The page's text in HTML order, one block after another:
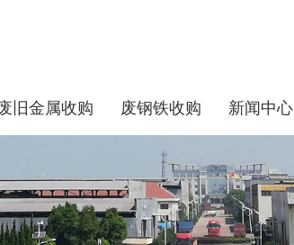
旧金属收购 废钢铁收购 新闻中心